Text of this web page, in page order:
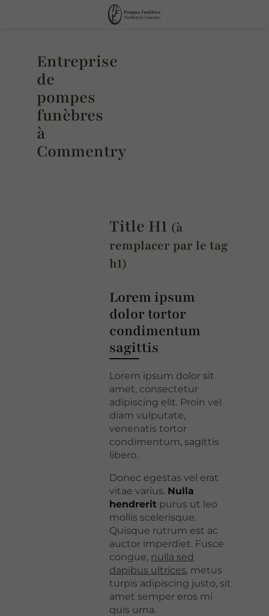
Entreprise
de
pompes
funèbres
à
Commentry
Title H1 (à
remplacer par le tag
h1)
Lorem ipsum
dolor tortor
condimentum
sagittis
Lorem ipsum dolor sit
amet, consectetur
adipiscing elit. Proin vel
diam vulputate,
venenatis tortor
condimentum, sagittis
libero.
Donec egestas vel erat
vitae varius. Nulla
hendrerit purus ut leo
mollis scelerisque.
Quisque rutrum est ac
auctor imperdiet. Fusce
congue, nulla sed
dapibus ultrices, metus
turpis adipiscing justo, sit
amet semper eros mi
quis urna.